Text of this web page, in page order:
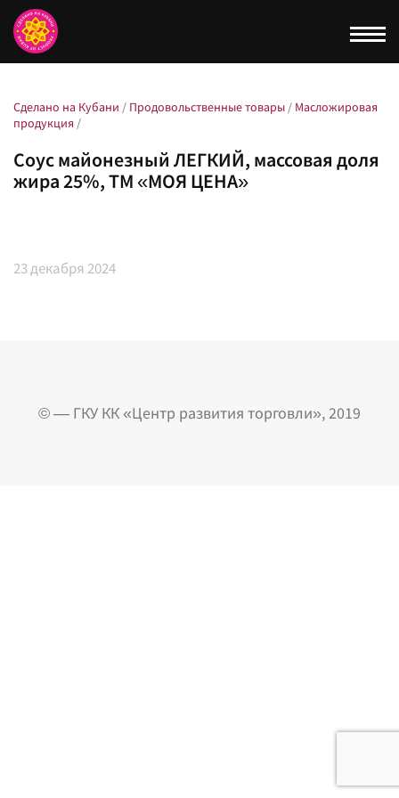
Сделано на Кубани / Продовольственные товары / Масложировая
продукция /
Соус майонезный ЛЕГКИЙ, массовая доля
жира 25%, ТМ «МОЯ ЦЕНА»
23декабря 2024
© — ГКУ КК «Центр развития торговли», 2019